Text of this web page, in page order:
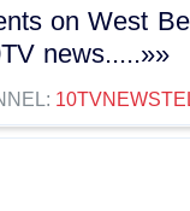
on West
news.....»»